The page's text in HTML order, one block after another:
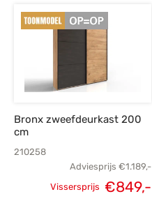
Bronx zweefdeurkast 200
cm
210258
Adviesprijs €1.189,-
Vissersprijs €849,-